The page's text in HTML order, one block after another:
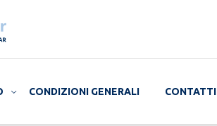
CONDIZIONI GENERALI CONTATTI